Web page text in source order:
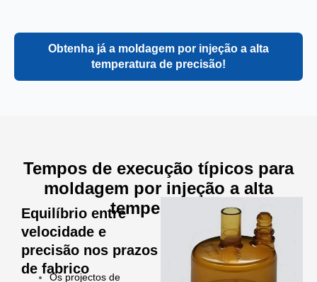
Obtenha já a moldagem por injeção a alta
temperatura de precisão!
Tempos de execução típicos para
moldagem por injeção a alta
temperatura
Equilíbrio entre
velocidade e
precisão nos prazos
de fabrico
Os projectos de